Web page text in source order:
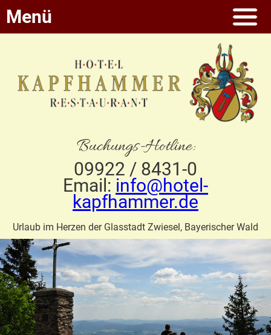
Buchungs-Hotline:
09922 / 8431-0
Email: info@hotel-
kapfhammer.de
Urlaub im Herzen der Glasstadt Zwiesel, Bayerischer Wald
Menü